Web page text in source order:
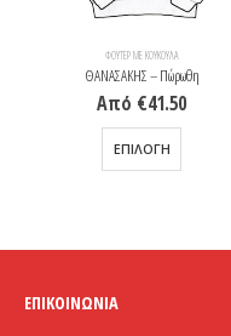
ΦΟΎΤΕΡ ΜΕ ΚΟΥΚΟΎΛΑ
ΘΑΝΑΣΑΚΗΣ – Πώρωθη
Από €41.50
ΕΠΙΛΟΓΉ
Αυτό το προϊόν έχει πολλαπλές παραλλαγές. Οι επιλογές μπορούν να επιλεγούν στη σελίδα του προϊόντος
ΕΠΙΚΟΙΝΩΝΊΑ